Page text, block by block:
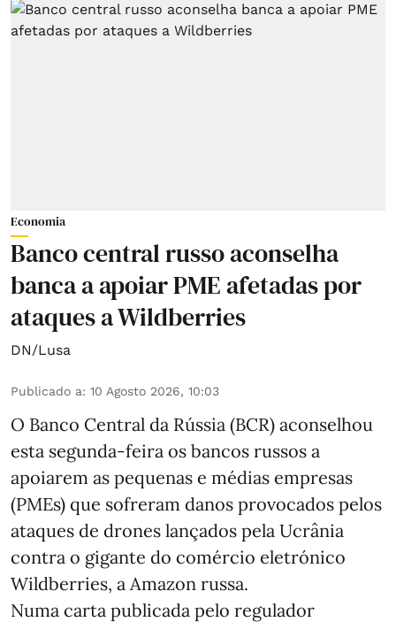
Economia
Banco central russo aconselha
banca a apoiar PME afetadas por
ataques a Wildberries
DN/Lusa
Publicado a: 10 Agosto 2026, 10:03
O Banco Central da Rússia (BCR) aconselhou
esta segunda-feira os bancos russos a
apoiarem as pequenas e médias empresas
(PMEs) que sofreram danos provocados pelos
ataques de drones lançados pela Ucrânia
contra o gigante do comércio eletrónico
Wildberries, a Amazon russa.
Numa carta publicada pelo regulador